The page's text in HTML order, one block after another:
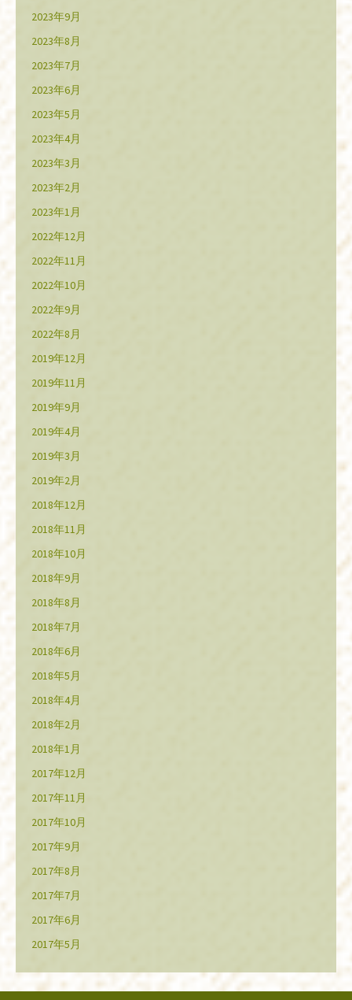
2023年9月
2023年8月
2023年7月
2023年6月
2023年5月
2023年4月
2023年3月
2023年2月
2023年1月
2022年12月
2022年11月
2022年10月
2022年9月
2022年8月
2019年12月
2019年11月
2019年9月
2019年4月
2019年3月
2019年2月
2018年12月
2018年11月
2018年10月
2018年9月
2018年8月
2018年7月
2018年6月
2018年5月
2018年4月
2018年2月
2018年1月
2017年12月
2017年11月
2017年10月
2017年9月
2017年8月
2017年7月
2017年6月
2017年5月